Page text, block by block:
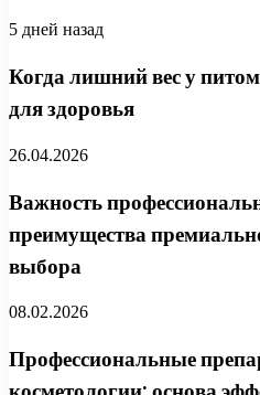
5 дней назад
Когда лишний вес у
для здоровья
26.04.2026
Важность
преимущества
выбора
08.02.2026
Профессиональные